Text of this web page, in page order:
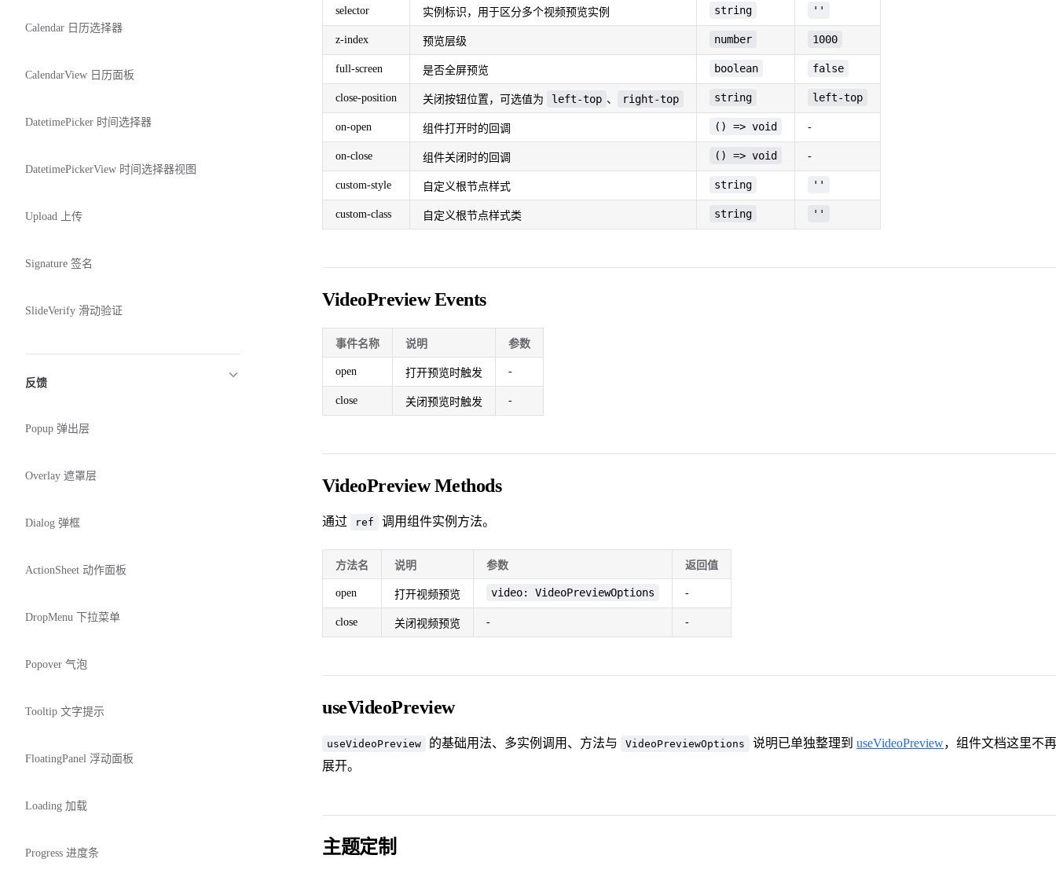
Calendar 日历选择器
CalendarView 日历面板
DatetimePicker 时间选择器
DatetimePickerView 时间选择器视图
Upload 上传
Signature 签名
SlideVerify 滑动验证
反馈
Popup 弹出层
Overlay 遮罩层
Dialog 弹框
ActionSheet 动作面板
DropMenu 下拉菜单
Popover 气泡
Tooltip 文字提示
FloatingPanel 浮动面板
Loading 加载
Progress 进度条
selector 实例标识，用于区分多个视频预览实例 string ''
z-index 预览层级 number 1000
full-screen 是否全屏预览 boolean false
close-position 关闭按钮位置，可选值为 left-top 、 right-top string left-top
on-open 组件打开时的回调 () => void -
on-close 组件关闭时的回调 () => void -
custom-style 自定义根节点样式 string ''
custom-class 自定义根节点样式类 string ''
VideoPreview Events
事件名称 说明 参数
open 打开预览时触发 -
close 关闭预览时触发 -
VideoPreview Methods
通过 ref 调用组件实例方法。
方法名 说明 参数 返回值
open 打开视频预览 video: VideoPreviewOptions -
close 关闭视频预览 - -
useVideoPreview
useVideoPreview 的基础用法、多实例调用、方法与 VideoPreviewOptions 说明已单独整理到 useVideoPreview，组件文档这里不
展开。
主题定制